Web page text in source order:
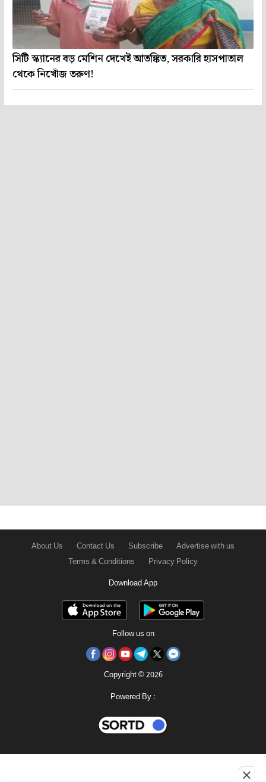
সিটি স্ক্যানের বড় মেশিন দেখেই আতঙ্কিত, সরকারি হাসপাতাল
থেকে নিখোঁজ তরুণ!
About Us Contact Us Subscribe
Advertise with us
Terms & Conditions
Privacy Policy
Download App
Follow us on
Copyright © 2026
Powered By :